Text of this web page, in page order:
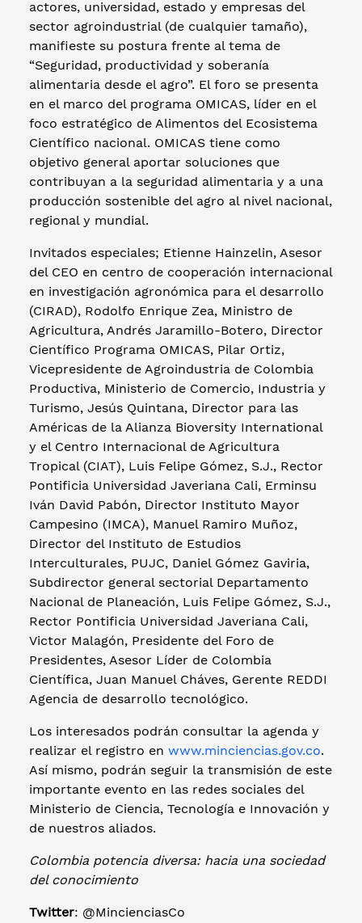
actores, universidad, estado y empresas del
sector agroindustrial (de cualquier tamaño),
manifieste su postura frente al tema de
“Seguridad, productividad y soberanía
alimentaria desde el agro”. El foro se presenta
en el marco del programa OMICAS, líder en el
foco estratégico de Alimentos del Ecosistema
Científico nacional. OMICAS tiene como
objetivo general aportar soluciones que
contribuyan a la seguridad alimentaria y a una
producción sostenible del agro al nivel nacional,
regional y mundial.
Invitados especiales; Etienne Hainzelin, Asesor
del CEO en centro de cooperación internacional
en investigación agronómica para el desarrollo
(CIRAD), Rodolfo Enrique Zea, Ministro de
Agricultura, Andrés Jaramillo-Botero, Director
Científico Programa OMICAS, Pilar Ortiz,
Vicepresidente de Agroindustria de Colombia
Productiva, Ministerio de Comercio, Industria y
Turismo, Jesús Quintana, Director para las
Américas de la Alianza Bioversity International
y el Centro Internacional de Agricultura
Tropical (CIAT), Luis Felipe Gómez, S.J., Rector
Pontificia Universidad Javeriana Cali, Erminsu
Iván David Pabón, Director Instituto Mayor
Campesino (IMCA), Manuel Ramiro Muñoz,
Director del Instituto de Estudios
Interculturales, PUJC, Daniel Gómez Gaviria,
Subdirector general sectorial Departamento
Nacional de Planeación, Luis Felipe Gómez, S.J.,
Rector Pontificia Universidad Javeriana Cali,
Victor Malagón, Presidente del Foro de
Presidentes, Asesor Líder de Colombia
Científica, Juan Manuel Cháves, Gerente REDDI
Agencia de desarrollo tecnológico.
Los interesados podrán consultar la agenda y
realizar el registro en www.minciencias.gov.co.
Así mismo, podrán seguir la transmisión de este
importante evento en las redes sociales del
Ministerio de Ciencia, Tecnología e Innovación y
de nuestros aliados.
Colombia potencia diversa: hacia una sociedad
del conocimiento
Twitter: @MincienciasCo